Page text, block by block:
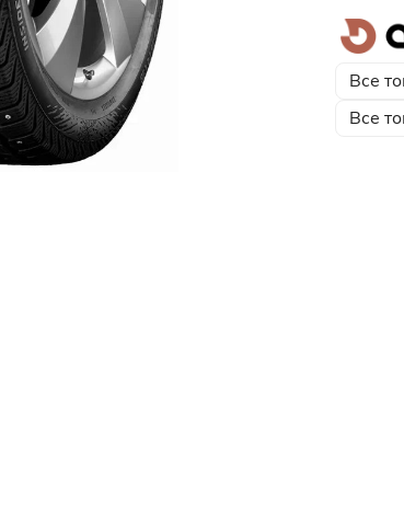
Все
Все